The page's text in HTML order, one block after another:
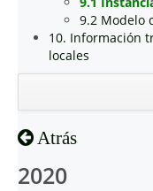
9.2 Modelo
10. Información
locales
Atrás
2020